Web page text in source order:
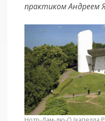
практиком Андреем